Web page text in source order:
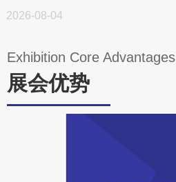
2026-08-04
Exhibition Core Advantages
展会优势